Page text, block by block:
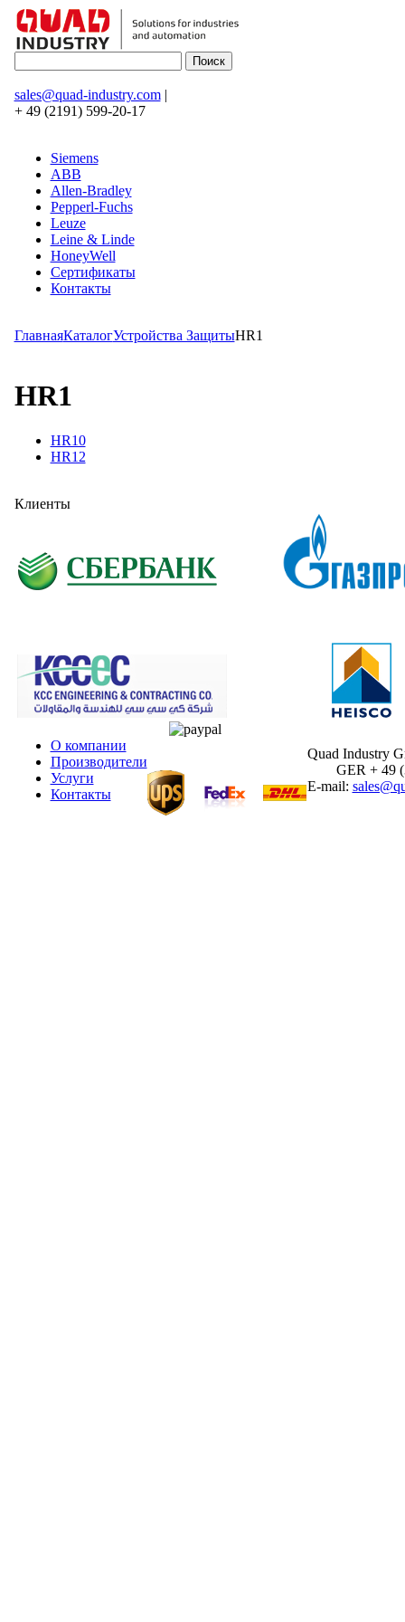
sales@quad-industry.com|
+ 49 (2191) 599-20-17
Siemens
ABB
Allen-Bradley
Pepperl-Fuchs
Leuze
Leine & Linde
HoneyWell
Сертификаты
Контакты
ГлавнаяКаталогУстройства ЗащитыHR1
HR1
HR10
HR12
Клиенты
О компании
Производители
Услуги
Контакты
Quad Industry
GER + 49
E-mail: